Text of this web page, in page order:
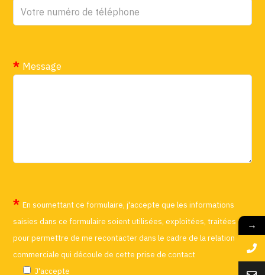
Message
En soumettant ce formulaire, j'accepte que les informations
saisies dans ce formulaire soient utilisées, exploitées, traitées
pour permettre de me recontacter dans le cadre de la relation
commerciale qui découle de cette prise de contact
J'accepte
→